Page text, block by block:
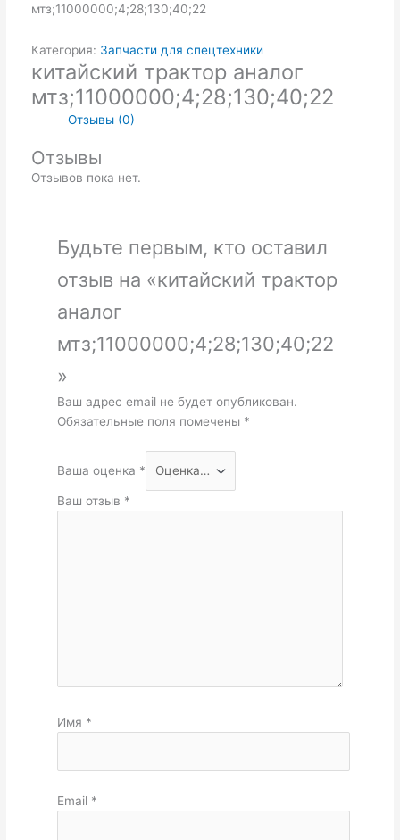
мтз;11000000;4;28;130;40;22
Категория: Запчасти для спецтехники
китайский трактор аналог
мтз;11000000;4;28;130;40;22
Отзывы (0)
Отзывы
Отзывов пока нет.
Будьте первым, кто оставил
отзыв на «китайский трактор
аналог
мтз;11000000;4;28;130;40;22
»
Ваш адрес email не будет опубликован.
Обязательные поля помечены *
Ваша оценка *
Ваш отзыв *
Имя *
Email *